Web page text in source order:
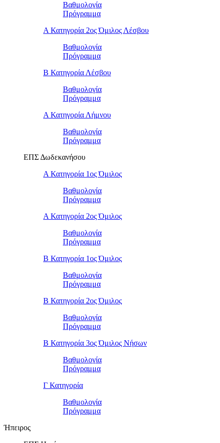
Βαθμολογία
Πρόγραμμα
Α Κατηγορία 2ος Όμιλος Λέσβου
Βαθμολογία
Πρόγραμμα
B Κατηγορία Λέσβου
Βαθμολογία
Πρόγραμμα
Α Κατηγορία Λήμνου
Βαθμολογία
Πρόγραμμα
ΕΠΣ Δωδεκανήσου
Α Κατηγορία 1ος Όμιλος
Βαθμολογία
Πρόγραμμα
Α Κατηγορία 2ος Όμιλος
Βαθμολογία
Πρόγραμμα
Β Κατηγορία 1ος Όμιλος
Βαθμολογία
Πρόγραμμα
Β Κατηγορία 2ος Όμιλος
Βαθμολογία
Πρόγραμμα
Β Κατηγορία 3ος Όμιλος Νήσων
Βαθμολογία
Πρόγραμμα
Γ Κατηγορία
Βαθμολογία
Πρόγραμμα
Ήπειρος